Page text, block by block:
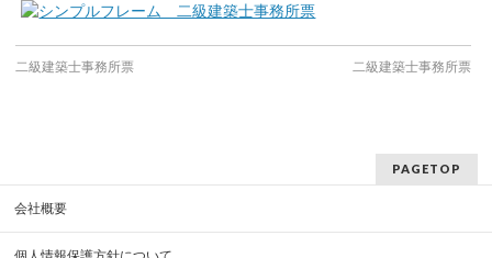
二級建築士事務所票 二級建築士事務所票
PAGETOP
会社概要